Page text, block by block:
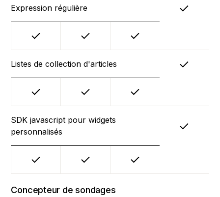
Expression régulière
Listes de collection d'articles
SDK javascript pour widgets
personnalisés
Concepteur de sondages